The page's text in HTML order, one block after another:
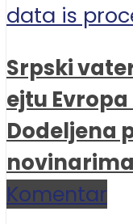
data is
Srpski
ejtu
Dodeljena
Komentar